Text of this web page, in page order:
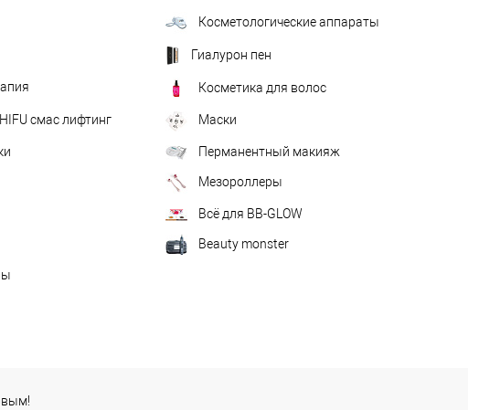
Косметологические аппараты
Гиалурон пен
Косметика для волос
смас лифтинг Маски
Перманентный макияж
Мезороллеры
Всё для BB-GLOW
Beauty monster